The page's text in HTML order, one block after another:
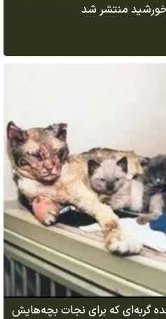
خورشید منتشر شد
گربه‌ای که برای نجات بچه‌هایش